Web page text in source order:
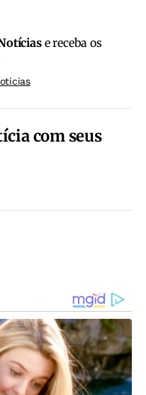
e receba os
com seus